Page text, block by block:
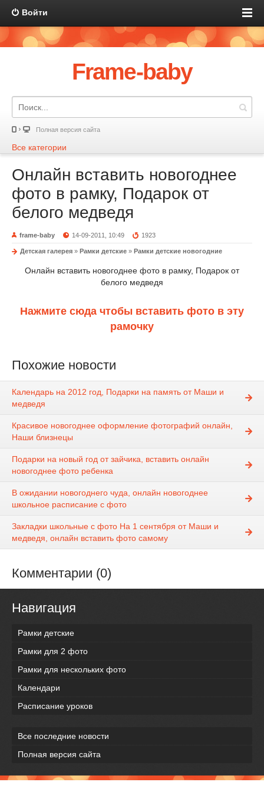
Войти
Frame-baby
Полная версия сайта
Все категории
Онлайн вставить новогоднее
фото в рамку, Подарок от
белого медведя
frame-baby 14-09-2011, 10:49 1923
Детская галерея » Рамки детские » Рамки детские новогодние
Онлайн вставить новогоднее фото в рамку, Подарок от
белого медведя
Нажмите сюда чтобы вставить фото в эту
рамочку
Похожие новости
Календарь на 2012 год, Подарки на память от Маши и
медведя
Красивое новогоднее оформление фотографий онлайн,
Наши близнецы
Подарки на новый год от зайчика, вставить онлайн
новогоднее фото ребенка
В ожидании новогоднего чуда, онлайн новогоднее
школьное расписание с фото
Закладки школьные с фото На 1 сентября от Маши и
медведя, онлайн вставить фото самому
Комментарии (0)
Навигация
Рамки детские
Рамки для 2 фото
Рамки для нескольких фото
Календари
Расписание уроков
Все последние новости
Полная версия сайта